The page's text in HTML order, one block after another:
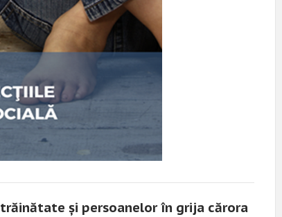
şi persoanelor în grija cărora